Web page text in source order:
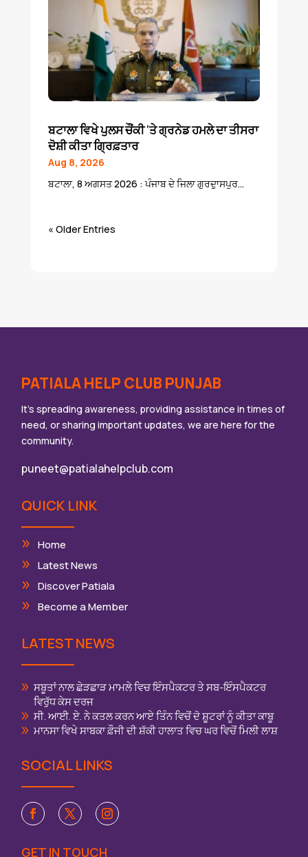
ਬਟਾਲਾ ਵਿਖੇ ਪੁਲਸ ਚੌਂਕੀ ‘ਤੇ ਗ੍ਰਨੇਡ ਹਮਲੇ ਦਾ ਤੀਸਰਾ
ਦੋਸ਼ੀ ਕੀਤਾ ਗ੍ਰਿਫ਼ਤਾਰ
Aug 8, 2026
ਬਟਾਲਾ, 8 ਅਗਸਤ 2026 : ਪੰਜਾਬ ਦੇ ਜਿਲਾ ਗੁਰਦੁਾਸਪੁਰ...
« Older Entries
PATIALA HELP CLUB PUNJAB
It’s spreading awareness, providing assistance in times of
need, or sharing important updates, we are here for the
community.
puneet@patialahelpclub.com
QUICK LINK
Home
Latest News
Discover Patiala
Become a Member
LATEST NEWS
ਸਬੂਤਾਂ ਨਾਲ ਛੇੜਛਾੜ ਮਾਮਲੇ ਵਿਚ ਇੰਸਪੈਕਟਰ ਤੇ ਸਬ-ਇੰਸਪੈਕਟਰ
ਵਿਰੁੱਧ ਕੇਸ ਦਰਜ
ਸੀ. ਆਈ. ਏ. ਨੇ ਕਤਲ ਕਰਨ ਆਏ ਤਿੰਨ ਵਿਚੋਂ ਦੋ ਸ਼ੂਟਰਾਂ ਨੂੰ ਕੀਤਾ ਕਾਬੂ
ਮਾਨਸਾ ਵਿਖੇ ਸਾਬਕਾ ਫ਼ੌਜੀ ਦੀ ਸ਼ੱਕੀ ਹਾਲਾਤ ਵਿਚ ਘਰ ਵਿਚੋਂ ਮਿਲੀ ਲਾਸ਼
SOCIAL LINKS
GET IN TOUCH